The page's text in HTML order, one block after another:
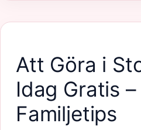
Att Göra i
Idag Gratis
Familjetips